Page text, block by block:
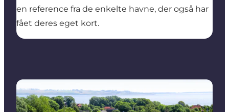
en reference fra de enkelte havne, der også har
fået deres eget kort.
Tunø kåret til Årets Ø 2024/2025